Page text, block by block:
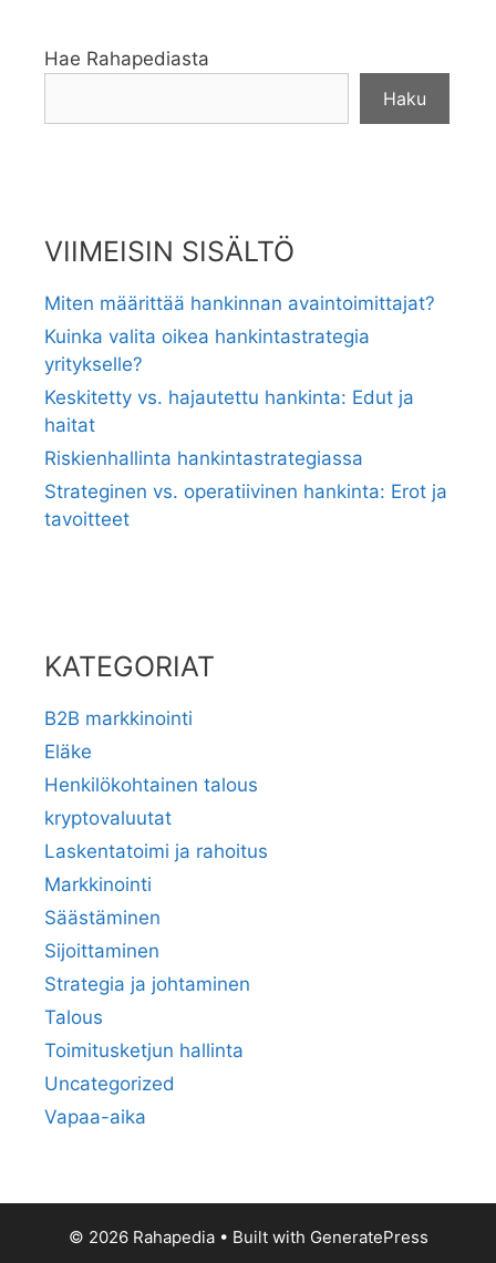
Hae Rahapediasta
Haku
VIIMEISIN SISÄLTÖ
Miten määrittää hankinnan avaintoimittajat?
Kuinka valita oikea hankintastrategia
yritykselle?
Keskitetty vs. hajautettu hankinta: Edut ja
haitat
Riskienhallinta hankintastrategiassa
Strateginen vs. operatiivinen hankinta: Erot ja
tavoitteet
KATEGORIAT
B2B markkinointi
Eläke
Henkilökohtainen talous
kryptovaluutat
Laskentatoimi ja rahoitus
Markkinointi
Säästäminen
Sijoittaminen
Strategia ja johtaminen
Talous
Toimitusketjun hallinta
Uncategorized
Vapaa-aika
© 2026 Rahapedia• Built with GeneratePress